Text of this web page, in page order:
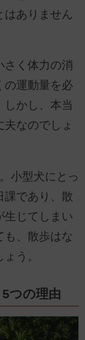
はありません
さく体力の消
の運動量を必
しかし、本当
なのでしょ
小型犬にとっ
課であり、散
生じてしまい
も、散歩はな
う。
つの理由